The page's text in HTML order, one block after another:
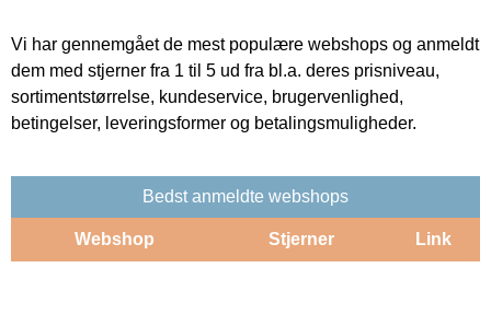
Vi har gennemgået de mest populære webshops og anmeldt
dem med stjerner fra 1 til 5 ud fra bl.a. deres prisniveau,
sortimentstørrelse, kundeservice, brugervenlighed,
betingelser, leveringsformer og betalingsmuligheder.
Bedst anmeldte webshops
Webshop Stjerner Link